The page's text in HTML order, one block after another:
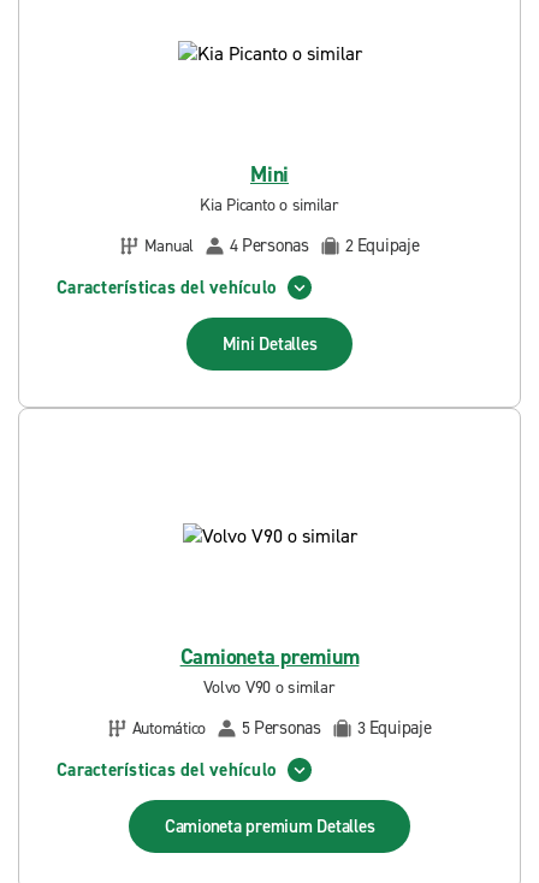
Mini
Kia Picanto o similar
Manual
4 Personas 2 Equipaje
Características del vehículo
Mini Detalles
Camioneta premium
Volvo V90 o similar
Automático
5 Personas 3 Equipaje
Características del vehículo
Camioneta premium Detalles